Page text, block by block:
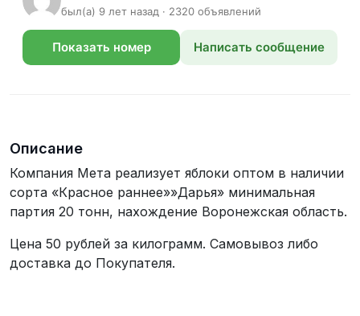
был(а) 9 лет назад · 2320 объявлений
Показать номер Написать сообщение
Описание
Компания Мета реализует яблоки оптом в наличии
сорта «Красное раннее»»Дарья» минимальная
партия 20 тонн, нахождение Воронежская область.
Цена 50 рублей за килограмм. Самовывоз либо
доставка до Покупателя.